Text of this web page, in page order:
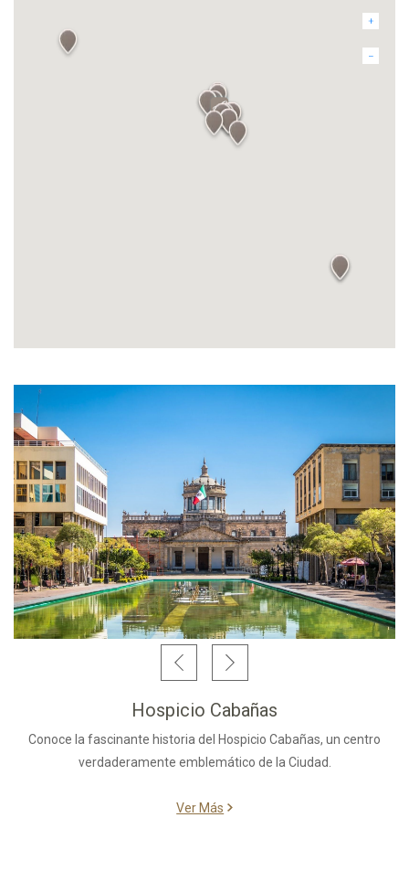
Hospicio Cabañas
Conoce la fascinante historia del Hospicio Cabañas, un centro
verdaderamente emblemático de la Ciudad.
Ver Más